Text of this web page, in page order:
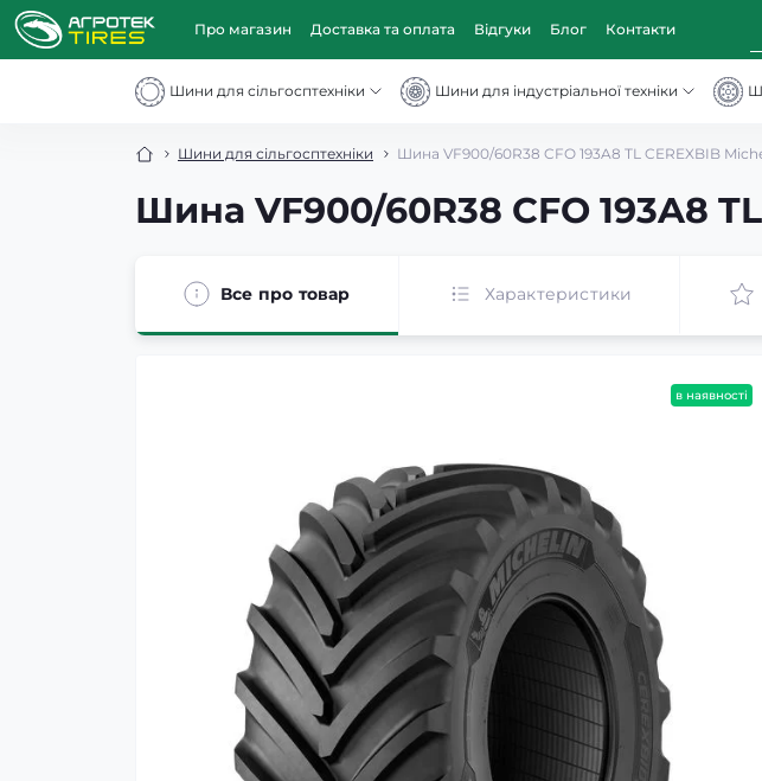
Про магазин Доставка та оплата Відгуки Блог Контакти
Шини для сільгосптехніки Шини для індустріальної техніки
Шини для сільгосптехніки Шина VF900/60R38 CFO 193A8 TL CEREXBIB
Шина VF900/60R38 CFO 193A8
Все про товар Характеристики
в наявності